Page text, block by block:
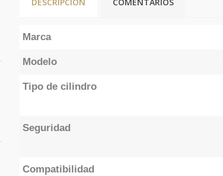
Marca
Modelo
Tipo de cilindro
Seguridad
Compatibilidad